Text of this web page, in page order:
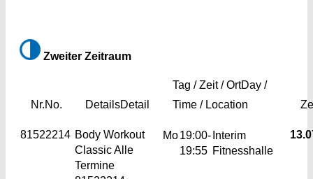
Zweiter Zeitraum
Nr.No. DetailsDetail
Tag / Zeit / OrtDay /
Time / Location
81522214 Body Workout
Classic Alle
Termine
Mo19:00-
19:55
Interim
Fitnesshalle